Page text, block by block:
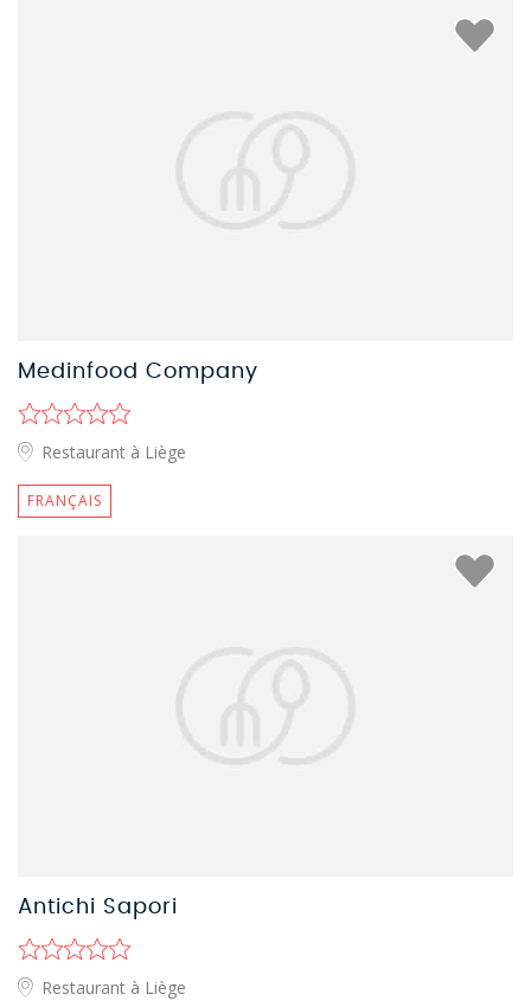
Medinfood Company
Restaurant à Liège
FRANÇAIS
Antichi Sapori
Restaurant à Liège